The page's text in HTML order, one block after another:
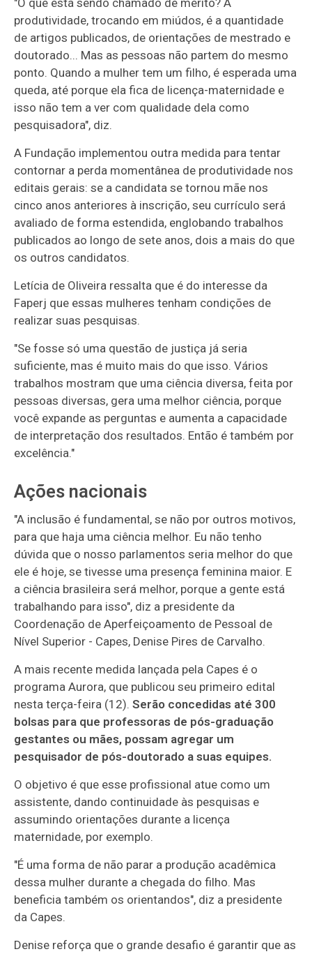
"O que está sendo chamado de mérito? A
produtividade, trocando em miúdos, é a quantidade
de artigos publicados, de orientações de mestrado e
doutorado... Mas as pessoas não partem do mesmo
ponto. Quando a mulher tem um filho, é esperada uma
queda, até porque ela fica de licença-maternidade e
isso não tem a ver com qualidade dela como
pesquisadora", diz.
A Fundação implementou outra medida para tentar
contornar a perda momentânea de produtividade nos
editais gerais: se a candidata se tornou mãe nos
cinco anos anteriores à inscrição, seu currículo será
avaliado de forma estendida, englobando trabalhos
publicados ao longo de sete anos, dois a mais do que
os outros candidatos.
Letícia de Oliveira ressalta que é do interesse da
Faperj que essas mulheres tenham condições de
realizar suas pesquisas.
"Se fosse só uma questão de justiça já seria
suficiente, mas é muito mais do que isso. Vários
trabalhos mostram que uma ciência diversa, feita por
pessoas diversas, gera uma melhor ciência, porque
você expande as perguntas e aumenta a capacidade
de interpretação dos resultados. Então é também por
excelência."
Ações nacionais
"A inclusão é fundamental, se não por outros motivos,
para que haja uma ciência melhor. Eu não tenho
dúvida que o nosso parlamentos seria melhor do que
ele é hoje, se tivesse uma presença feminina maior. E
a ciência brasileira será melhor, porque a gente está
trabalhando para isso", diz a presidente da
Coordenação de Aperfeiçoamento de Pessoal de
Nível Superior - Capes, Denise Pires de Carvalho.
A mais recente medida lançada pela Capes é o
programa Aurora, que publicou seu primeiro edital
nesta terça-feira (12).Serão concedidas até 300
bolsas para que professoras de pós-graduação
gestantes ou mães, possam agregar um
pesquisador de pós-doutorado a suas equipes.
O objetivo é que esse profissional atue como um
assistente, dando continuidade às pesquisas e
assumindo orientações durante a licença
maternidade, por exemplo.
"É uma forma de não parar a produção acadêmica
dessa mulher durante a chegada do filho. Mas
beneficia também os orientandos", diz a presidente
da Capes.
Denise reforça que o grande desafio é garantir que as